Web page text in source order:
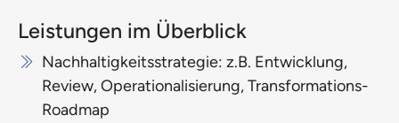
Leistungen im Überblick
Nachhaltigkeitsstrategie: z.B. Entwicklung,
Review, Operationalisierung, Transformations-
Roadmap